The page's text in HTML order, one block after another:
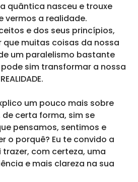
quântica nasceu e trouxe
vermos a realidade.
e dos seus princípios,
muitas coisas da nossa
um paralelismo bastante
sim transformar a nossa
um pouco mais sobre
certa forma, sim se
pensamos, sentimos e
o porquê? Eu te convido a
com certeza, uma
e mais clareza na sua